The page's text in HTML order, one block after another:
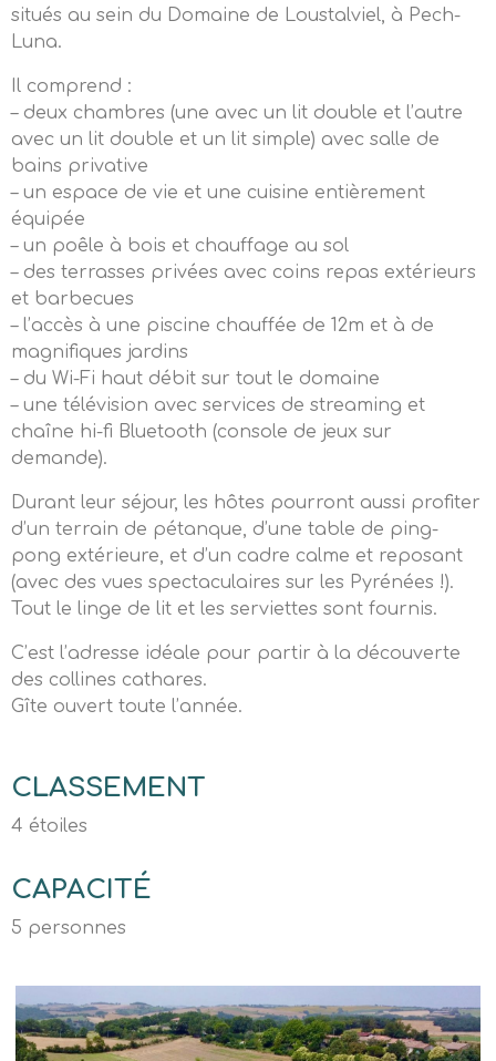
situés au sein du Domaine de Loustalviel, à Pech-
Luna.
Il comprend :
– deux chambres (une avec un lit double et l’autre
avec un lit double et un lit simple) avec salle de
bains privative
– un espace de vie et une cuisine entièrement
équipée
– un poêle à bois et chauffage au sol
– des terrasses privées avec coins repas extérieurs
et barbecues
– l’accès à une piscine chauffée de 12m et à de
magnifiques jardins
– du Wi-Fi haut débit sur tout le domaine
– une télévision avec services de streaming et
chaîne hi-fi Bluetooth (console de jeux sur
demande).
Durant leur séjour, les hôtes pourront aussi profiter
d’un terrain de pétanque, d’une table de ping-
pong extérieure, et d’un cadre calme et reposant
(avec des vues spectaculaires sur les Pyrénées !).
Tout le linge de lit et les serviettes sont fournis.
C’est l’adresse idéale pour partir à la découverte
des collines cathares.
Gîte ouvert toute l’année.
CLASSEMENT
4 étoiles
CAPACITÉ
5 personnes